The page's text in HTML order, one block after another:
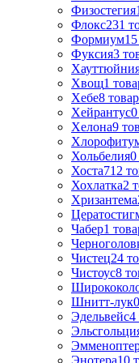
Физостегия
Флокс231
Формиум15
Фуксия3
Хвощ1
Хебе8
Хейрантус0
Хелона9
Хольбелия0
Хоста712
Хохлатка2
Хризантема
Чабер1
Чистец24
Чистоус8
Шнитт-лук0
Эдельвейс4
Энотера10